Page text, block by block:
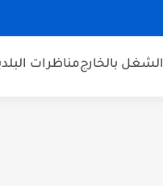
الشغل بالخارجمناظرات